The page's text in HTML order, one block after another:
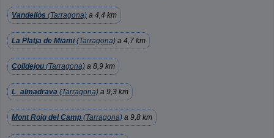
Vandellòs (Tarragona) a 4,4 km
La Platja de Miami(Tarragona) a 4,7 km
Colldejou (Tarragona) a 8,9 km
L_almadrava (Tarragona) a 9,3 km
Mont Roig del Camp (Tarragona) a 9,8 km